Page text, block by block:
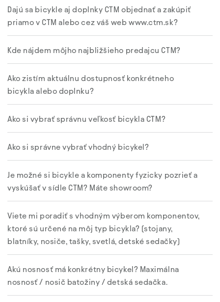
Dajú sa bicykle aj doplnky CTM objednať a zakúpiť
priamo v CTM alebo cez váš web www.ctm.sk?
Kde nájdem môjho najbližšieho predajcu CTM?
Ako zistím aktuálnu dostupnosť konkrétneho
bicykla alebo doplnku?
Ako si vybrať správnu veľkosť bicykla CTM?
Ako si správne vybrať vhodný bicykel?
Je možné si bicykle a komponenty fyzicky pozrieť a
vyskúšať v sídle CTM? Máte showroom?
Viete mi poradiť s vhodným výberom komponentov,
ktoré sú určené na môj typ bicykla? (stojany,
blatníky, nosiče, tašky, svetlá, detské sedačky)
Akú nosnosť má konkrétny bicykel? Maximálna
nosnosť / nosič batožiny / detská sedačka.